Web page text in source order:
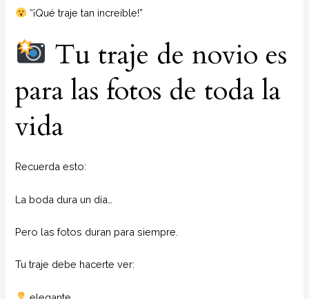
“¡Qué traje tan increíble!”
Tu traje de novio es
para las fotos de toda la
vida
Recuerda esto:
La boda dura un día…
Pero las fotos duran para siempre.
Tu traje debe hacerte ver: